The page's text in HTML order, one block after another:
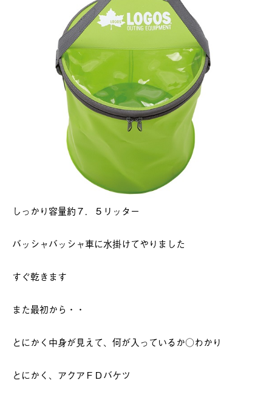
しっかり容量約７．５リッター
バッシャバッシャ車に水掛けてやりました
すぐ乾きます
また最初から・・
とにかく中身が見えて、何が入っているか○わかり
とにかく、アクアＦＤバケツ